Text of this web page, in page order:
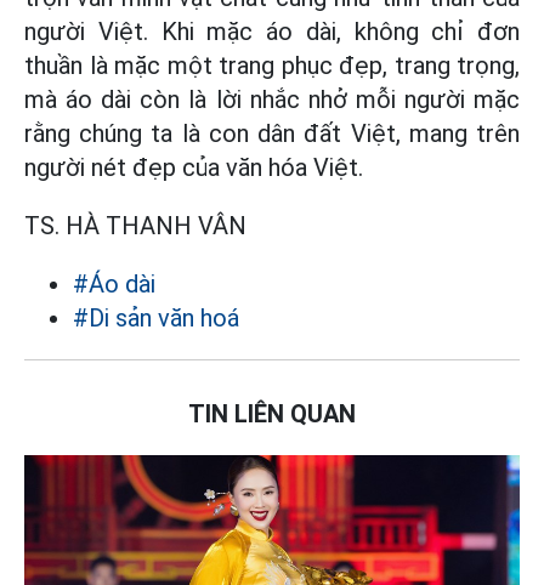
người Việt. Khi mặc áo dài, không chỉ đơn
thuần là mặc một trang phục đẹp, trang trọng,
mà áo dài còn là lời nhắc nhở mỗi người mặc
rằng chúng ta là con dân đất Việt, mang trên
người nét đẹp của văn hóa Việt.
TS. HÀ THANH VÂN
#Áo dài
#Di sản văn hoá
TIN LIÊN QUAN